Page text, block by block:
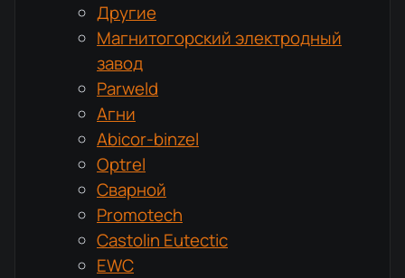
Другие
Магнитогорский электродный
завод
Parweld
Агни
Abicor-binzel
Optrel
Сварной
Promotech
Castolin Eutectic
EWC